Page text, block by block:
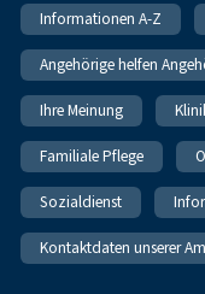
Informationen A-Z
Angehörige helfen
Ihre Meinung
Familiale Pflege
Sozialdienst
Kontaktdaten unserer